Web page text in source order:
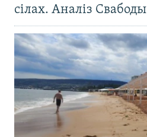
сілах. Аналіз Свабоды